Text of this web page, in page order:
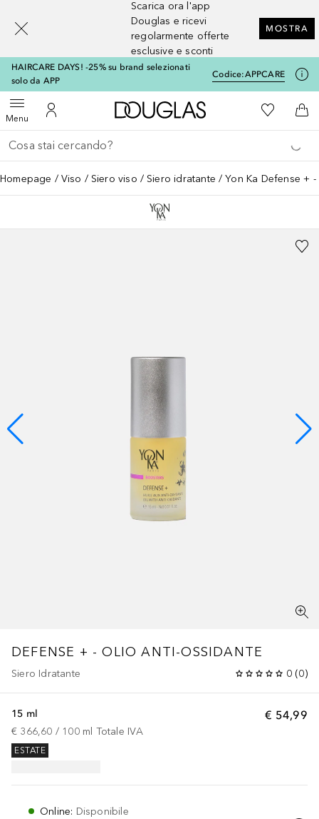
Scarica ora l'app
Douglas e ricevi
regolarmente offerte
esclusive e sconti
MOSTRA
HAIRCARE DAYS! -25% su brand selezionati
solo da APP
Codice:APPCARE
MenuApri menuAl Mio Account
A Douglas HomeAlla Mia
Al
Torna indietro
Esegui ricerca
Homepage Viso Siero viso Siero idratante Yon Ka Defense +
DEFENSE + - OLIO ANTI-OSSIDANTE
Siero Idratante 0 (0)
€ 54,99
15 ml
€ 366,60 / 100 ml Totale IVA
ESTATE
Online: Disponibile
[navigation.slideout.screenreader]